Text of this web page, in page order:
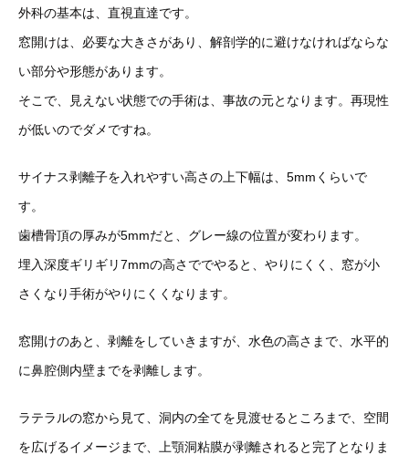
外科の基本は、直視直達です。
窓開けは、必要な大きさがあり、解剖学的に避けなければならな
い部分や形態があります。
そこで、見えない状態での手術は、 事故の元となります。再現性
が低いのでダメですね。
サイナス剥離子を入れやすい高さの上下幅は、5mmくらいで
す。
歯槽骨頂の厚みが5mmだと、グレー線の位置が変わります。
埋入深度ギリギリ7mmの高さででやると、やりにくく、窓が小
さ くなり手術がやりにくくなります。
窓開けのあと、剥離をしていきますが、水色の高さまで、水平的
に鼻腔側内壁までを剥離します。
ラテラルの窓から見て、洞内の全てを見渡せるところまで、空間
を広げるイメージまで、上顎洞粘膜が剥離されると完了となりま